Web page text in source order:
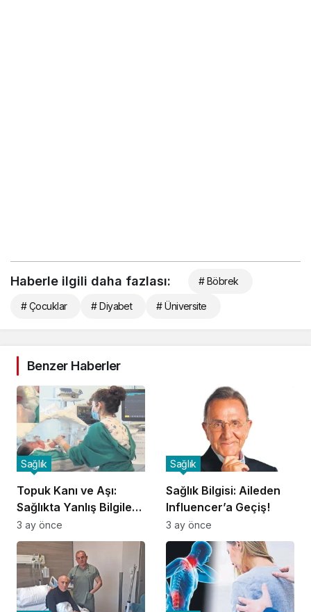
Haberle ilgili daha fazlası: # Böbrek
# Çocuklar # Diyabet # Üniversite
Benzer Haberler
Topuk Kanı ve Aşı:
Sağlıkta Yanlış Bilgilere
Dikkat!
Sağlık
3 ay önce
Sağlık Bilgisi: Aileden
Influencer’a Geçiş!
Sağlık
3 ay önce